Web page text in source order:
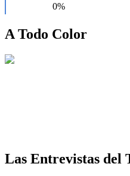
A Todo Color
Las Entrevistas del